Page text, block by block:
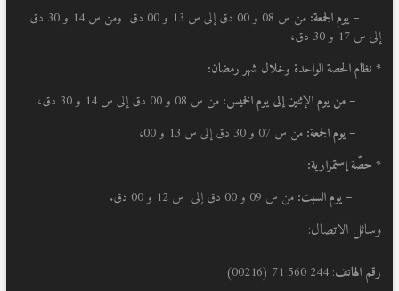
– يوم الجمعة:
من س 08 و 00 دق إلى س 13 و 00 دق ومن س 14 و 30 دق
إلى س 17 و 30 دق،
* نظام الحصة الواحدة وخلال شهر رمضان:
– من يوم الإثنين إلى يوم الخميس: من س 08 و 00 دق إلى س 14 و 30 دق،
– يوم الجمعة: من س 07 و 30 دق إلى س 13 و 00،
* حصّة إستمرارية:
– يوم السبت: من س 09 و 00 دق إلى س 12 و 00 دق.
وسائل الاتصال:
رقم الهاتف: 244 560 71 (00216)